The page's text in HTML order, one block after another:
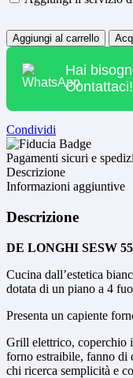
Quantità
Aggiungi al carrello
Hai
Contattaci!
Condividi
Pagamenti sicuri e
Descrizione
Informazioni aggiuntive
Descrizione
DE LONGHI SESW
Cucina dall’estetica
dotata di un piano a 4
Presenta un capiente
Grill elettrico, coperchio
forno estraibile, fanno di
chi ricerca semplicità e